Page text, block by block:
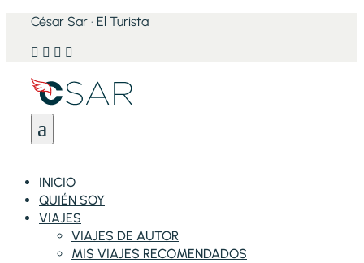
César Sar · El Turista
   
a
INICIO
QUIÉN SOY
VIAJES
VIAJES DE AUTOR
MIS VIAJES RECOMENDADOS